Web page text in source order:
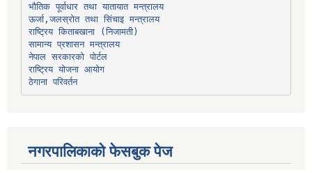
भौतिक पूर्वाधार तथा यातायात मन्त्रालय
ऊर्जा,जलस्रोत तथा सिंचाइ मन्त्रालय
सामान्य प्रशासन मन्त्रालय
नेपाल सरकारको पोर्टल
राष्ट्रिय योजना आयोग
ठेगाना परिवर्तन
नगरपालिकाको फेसबुक पेज